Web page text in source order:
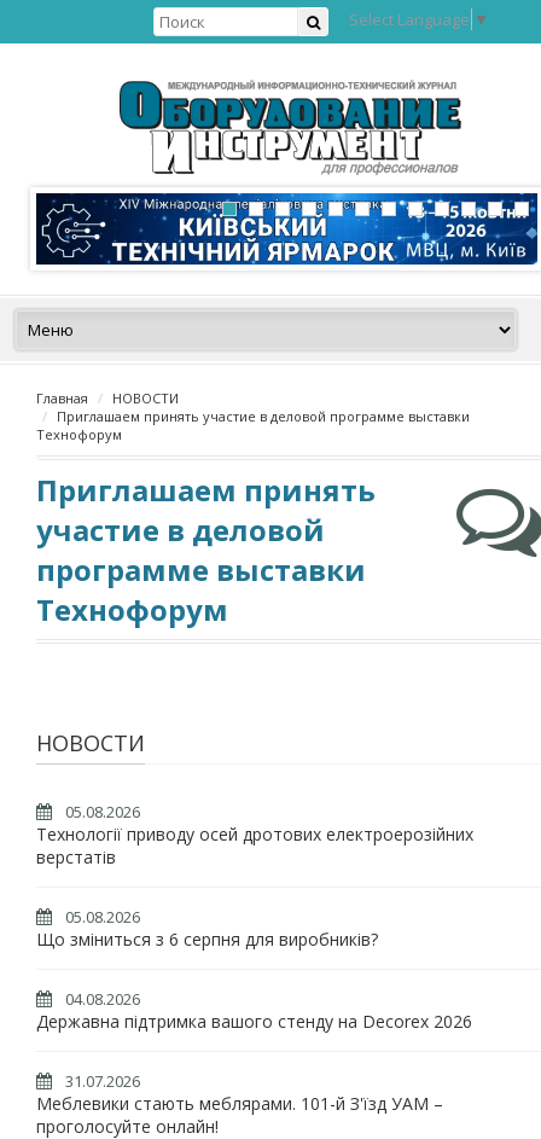
Select Language ▼
Главная
НОВОСТИ
Приглашаем принять участие в деловой программе выставки
Технофорум
Приглашаем принять
участие в деловой
программе выставки
Технофорум
НОВОСТИ
05.08.2026
Технології приводу осей дротових електроерозійних
верстатів
05.08.2026
Що зміниться з 6 серпня для виробників?
04.08.2026
Державна підтримка вашого стенду на Decorex 2026
31.07.2026
Меблевики стають меблярами. 101-й З'їзд УАМ –
проголосуйте онлайн!